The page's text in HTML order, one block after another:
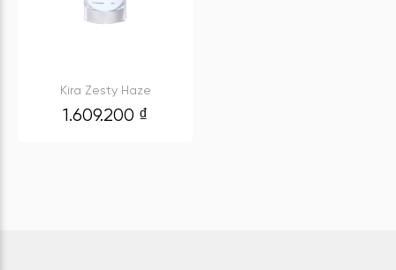
Kira Zesty Haze
1.609.200 ₫